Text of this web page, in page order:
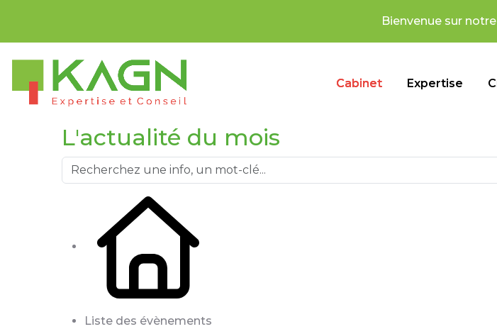
Bienvenue sur notre nouveau site !
Cabinet Expertise
L'actualité du mois
Liste des évènements